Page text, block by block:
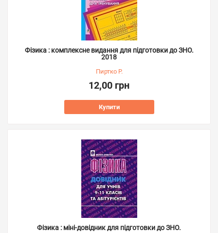
Фізика : комплексне видання для підготовки до ЗНО.
2018
Пиртко Р.
12,00 грн
Купити
Фізика : міні-довідник для підготовки до ЗНО.